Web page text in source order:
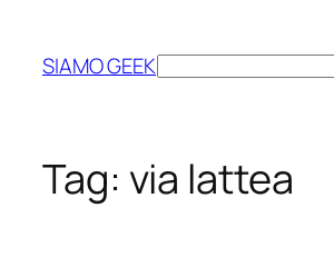
contenuto
SIAMO GEEKCerca
Tag: via lattea